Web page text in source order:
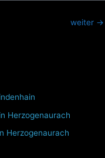
Herzogenaurach
Herzogenaurach
weiter →